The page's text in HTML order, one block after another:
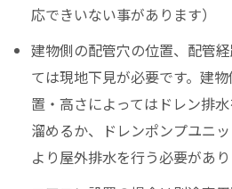
応できいない事があります）
建物側の配管穴の位置、配管
ては現地下見が必要です。建
置・高さによってはドレン排
溜めるか、ドレンポンプユニ
より屋外排水を行う必要があり